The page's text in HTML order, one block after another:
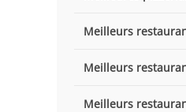
Meilleurs
Meilleurs
Meilleurs